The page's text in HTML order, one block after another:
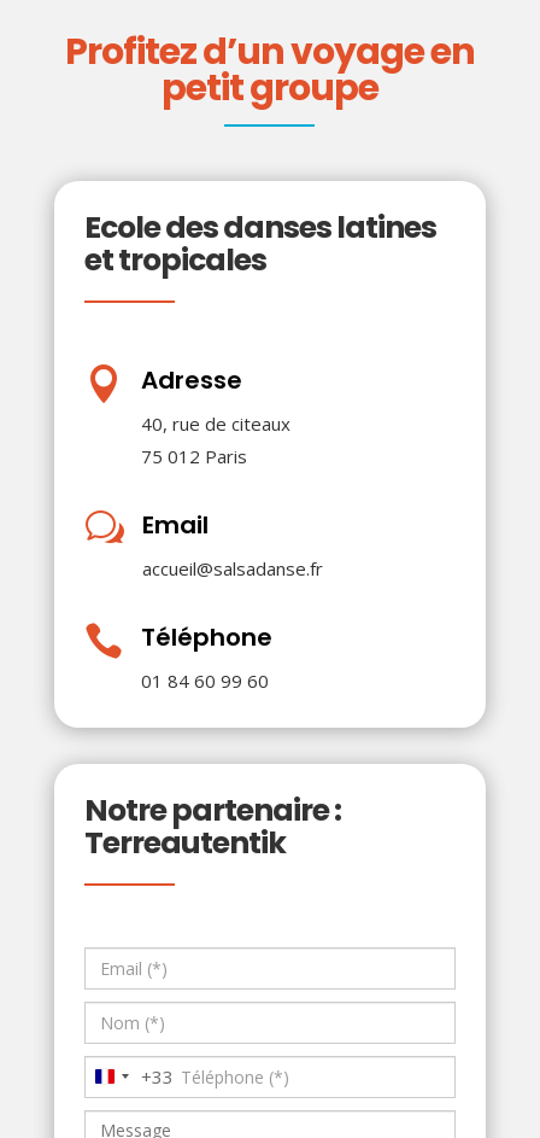
Profitez d’un voyage en
petit groupe
Ecole des danses latines
et tropicales
 Adresse
40, rue de citeaux
75 012 Paris
w Email
accueil@salsadanse.fr
 Téléphone
01 84 60 99 60
Notre partenaire :
Terreautentik
France
+33
+33